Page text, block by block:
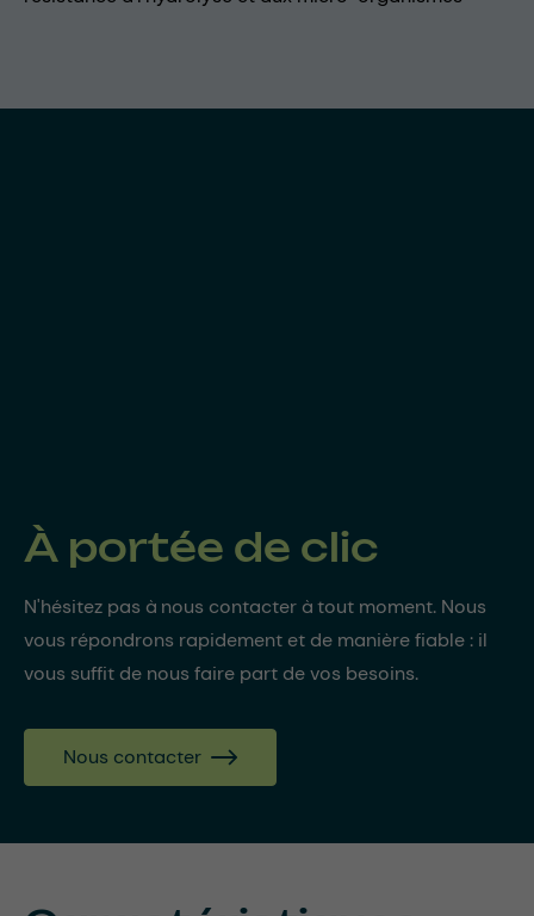
À portée de clic
N'hésitez pas à nous contacter à tout moment. Nous
vous répondrons rapidement et de manière fiable : il
vous suffit de nous faire part de vos besoins.
Nous contacter